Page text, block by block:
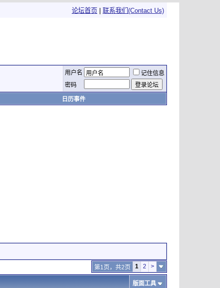
论坛首页 联系我们(Contact Us)
用户名
记住信息
密码
日历事件
第1页，共2页 1 2 >
版面工具